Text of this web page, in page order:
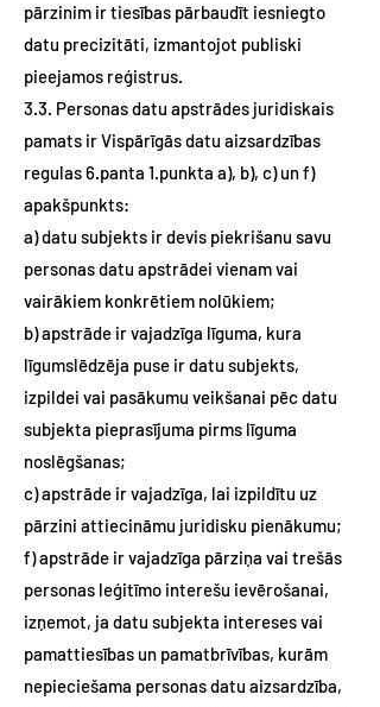
pārzinim ir tiesības pārbaudīt iesniegto
datu precizitāti, izmantojot publiski
pieejamos reģistrus.
3.3. Personas datu apstrādes juridiskais
pamats ir Vispārīgās datu aizsardzības
regulas 6.panta 1.punkta a), b), c) un f)
apakšpunkts:
a) datu subjekts ir devis piekrišanu savu
personas datu apstrādei vienam vai
vairākiem konkrētiem nolūkiem;
b) apstrāde ir vajadzīga līguma, kura
līgumslēdzēja puse ir datu subjekts,
izpildei vai pasākumu veikšanai pēc datu
subjekta pieprasījuma pirms līguma
noslēgšanas;
c) apstrāde ir vajadzīga, lai izpildītu uz
pārzini attiecināmu juridisku pienākumu;
f) apstrāde ir vajadzīga pārziņa vai trešās
personas leģitīmo interešu ievērošanai,
izņemot, ja datu subjekta intereses vai
pamattiesības un pamatbrīvības, kurām
nepieciešama personas datu aizsardzība,